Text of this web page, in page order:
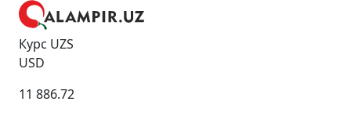
Курс UZS
USD
11 886.72